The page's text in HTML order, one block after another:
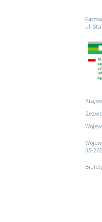
ul.
35-